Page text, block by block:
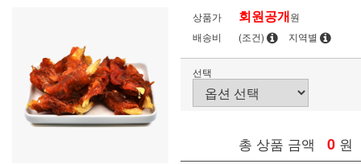
상품가 회원공개원
배송비
(조건) 지역별
선택
총 상품 금액 0 원